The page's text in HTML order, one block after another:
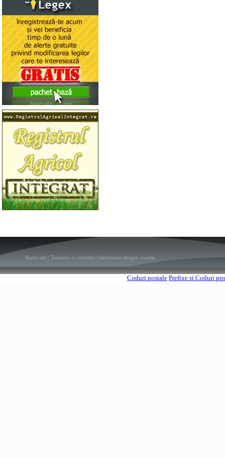
Harta site | Termeni si conditii | Informatii despre cookie
Coduri postale Prefixe si Coduri